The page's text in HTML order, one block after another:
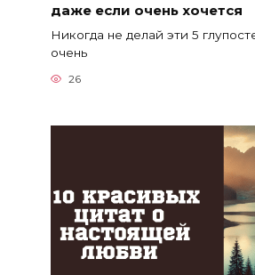
даже если очень хочется
Никогда не делай эти 5
очень
26